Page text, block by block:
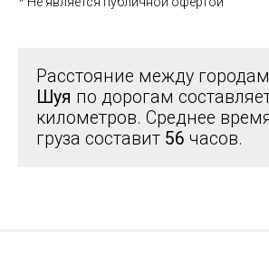
Расстояние между
Шуя по дорогам
километров. Среднее
груза составит 56 часов.